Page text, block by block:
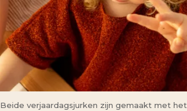
Beide verjaardagsjurken zijn gemaakt met het